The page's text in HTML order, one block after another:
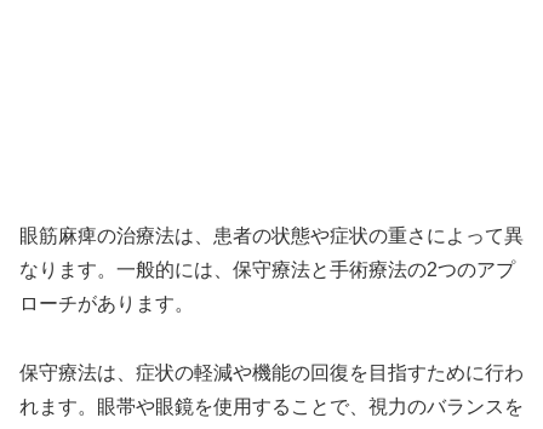
眼筋麻痺の治療法は、患者の状態や症状の重さによって異
なります。一般的には、保守療法と手術療法の2つのアプ
ローチがあります。
保守療法は、症状の軽減や機能の回復を目指すために行わ
れます。眼帯や眼鏡を使用することで、視力のバランスを